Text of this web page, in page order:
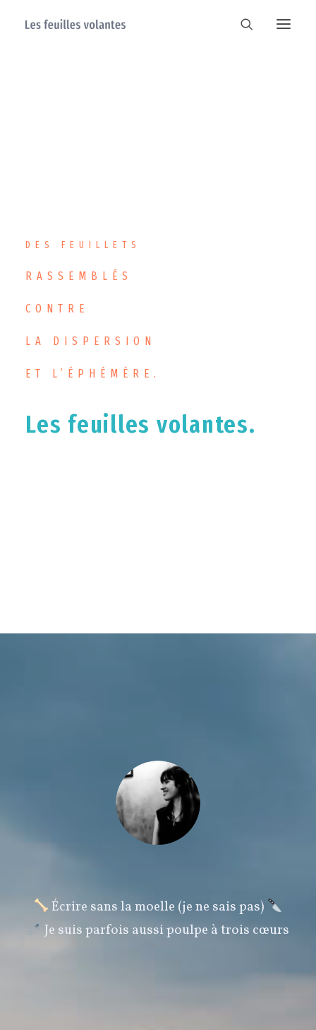
DES FEUILLETS
RASSEMBLÉS
CONTRE
LA DISPERSION
ET L’ÉPHÉMÈRE.
Les feuilles volantes.
Écrire sans la moelle (je ne sais pas)
Je suis parfois aussi poulpe à trois cœurs